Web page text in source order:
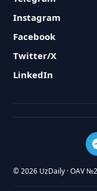
Instagram
Facebook
Twitter/X
LinkedIn
© 2026 UzDaily · OAV